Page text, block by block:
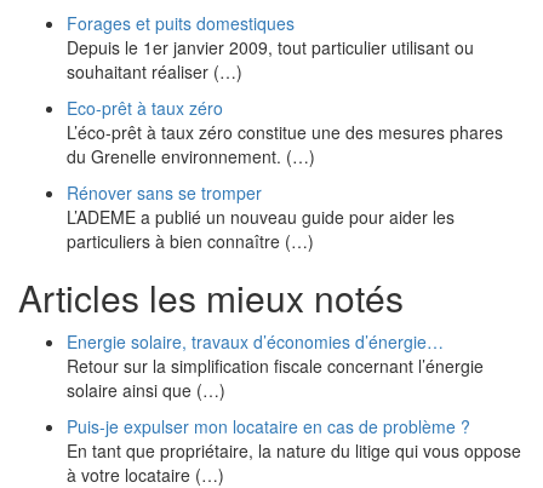
Forages et puits domestiques
Depuis le 1er janvier 2009, tout particulier utilisant ou
souhaitant réaliser (…)
Eco-prêt à taux zéro
L’éco-prêt à taux zéro constitue une des mesures phares
du Grenelle environnement. (…)
Rénover sans se tromper
L’ADEME a publié un nouveau guide pour aider les
particuliers à bien connaître (…)
Articles les mieux notés
Energie solaire, travaux d’économies d’énergie…
Retour sur la simplification fiscale concernant l’énergie
solaire ainsi que (…)
Puis-je expulser mon locataire en cas de problème ?
En tant que propriétaire, la nature du litige qui vous oppose
à votre locataire (…)